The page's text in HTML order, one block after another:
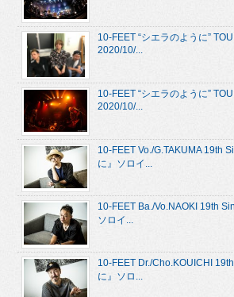
10-FEET “シエラのように”
2020/10/...
10-FEET “シエラのように”
2020/10/...
10-FEET Vo./G.TAKUMA 19th
に』ソロイ...
10-FEET Ba./Vo.NAOKI 19th
ソロイ...
10-FEET Dr./Cho.KOUICHI
に』ソロ...